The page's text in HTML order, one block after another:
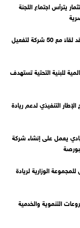
يترأس اجتماع اللجنة
بحضور نائب رئيس الوزراء.. عقد لقاءً مع 50 شركة لتفعيل
للبنية التحتية تستهدف
التنفيذي لدعم ريادة
يعمل على إنشاء شركة
الوزارية لريادة
التنموية والخدمية